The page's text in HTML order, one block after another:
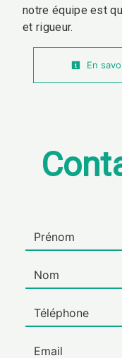
notre équipe est
et rigueur.
En